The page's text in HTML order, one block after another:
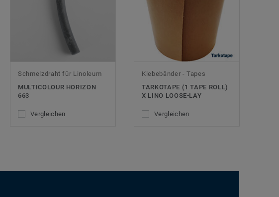
Schmelzdraht für Linoleum
MULTICOLOUR HORIZON
663
Vergleichen
Klebebänder - Tapes
TARKOTAPE (1 TAPE ROLL)
X LINO LOOSE-LAY
Vergleichen